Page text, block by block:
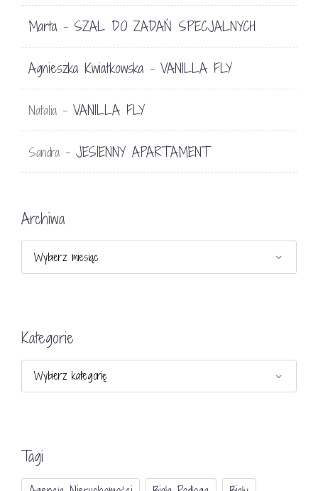
Marta - SZAL DO ZADAŃ SPECJALNYCH
Agnieszka Kwiatkowska - VANILLA FLY
Natalia - VANILLA FLY
Sandra - JESIENNY APARTAMENT
Archiwa
Kategorie
Kategorie
Tagi